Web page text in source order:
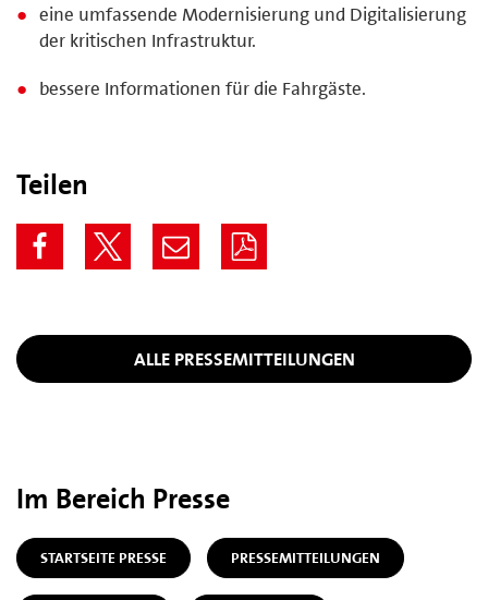
eine umfassende Modernisierung und Digitalisierung
der kritischen Infrastruktur.
bessere Informationen für die Fahrgäste.
Teilen
ALLE PRESSEMITTEILUNGEN
Im Bereich Presse
STARTSEITE PRESSE PRESSEMITTEILUNGEN